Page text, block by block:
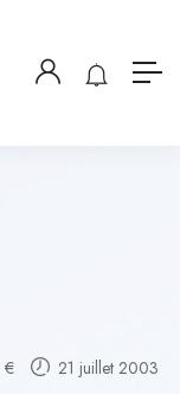
€ 21 juillet 2003